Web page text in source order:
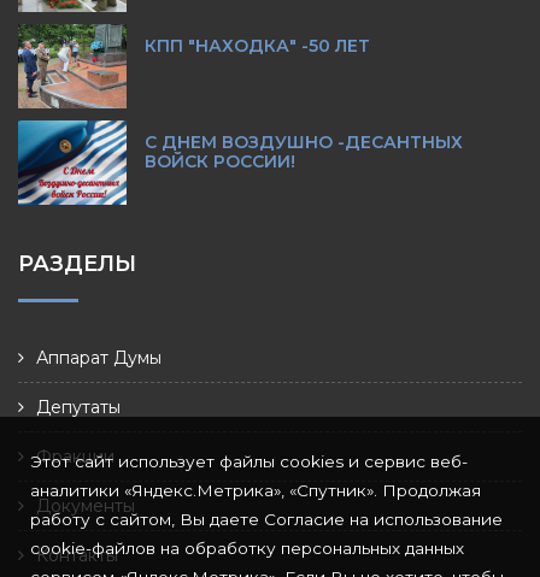
КПП "НАХОДКА" -50 ЛЕТ
С ДНЕМ ВОЗДУШНО -ДЕСАНТНЫХ
ВОЙСК РОССИИ!
РАЗДЕЛЫ
Аппарат Думы
Депутаты
Фракции
Документы
Контакты
Этот сайт использует файлы cookies и сервис веб-
аналитики «Яндекс.Метрика», «Спутник». Продолжая
работу с сайтом, Вы даете Согласие на использование
cookie-файлов на обработку персональных данных